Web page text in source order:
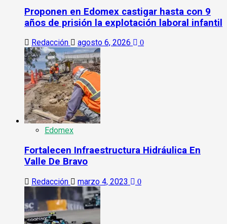
Proponen en Edomex castigar hasta con 9
años de prisión la explotación laboral infantil
Redacción agosto 6, 2026 0
Edomex
Fortalecen Infraestructura Hidráulica En
Valle De Bravo
Redacción marzo 4, 2023 0